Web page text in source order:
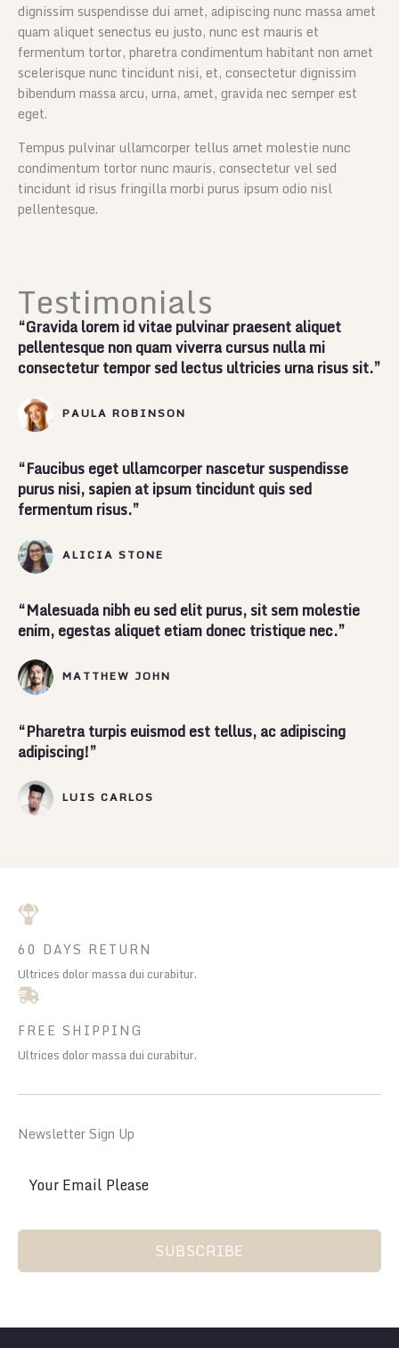
dignissim suspendisse dui amet, adipiscing nunc massa amet
quam aliquet senectus eu justo, nunc est mauris et
fermentum tortor, pharetra condimentum habitant non amet
scelerisque nunc tincidunt nisi, et, consectetur dignissim
bibendum massa arcu, urna, amet, gravida nec semper est
eget.
Tempus pulvinar ullamcorper tellus amet molestie nunc
condimentum tortor nunc mauris, consectetur vel sed
tincidunt id risus fringilla morbi purus ipsum odio nisl
pellentesque.
Testimonials
“Gravida lorem id vitae pulvinar praesent aliquet
pellentesque non quam viverra cursus nulla mi
consectetur tempor sed lectus ultricies urna risus sit.”
PAULA ROBINSON
“Faucibus eget ullamcorper nascetur suspendisse
purus nisi, sapien at ipsum tincidunt quis sed
fermentum risus.”
ALICIA STONE
“Malesuada nibh eu sed elit purus, sit sem molestie
enim, egestas aliquet etiam donec tristique nec.”
MATTHEW JOHN
“Pharetra turpis euismod est tellus, ac adipiscing
adipiscing!”
LUIS CARLOS
60 DAYS RETURN
Ultrices dolor massa dui curabitur.
FREE SHIPPING
Ultrices dolor massa dui curabitur.
Newsletter Sign Up
SUBSCRIBE